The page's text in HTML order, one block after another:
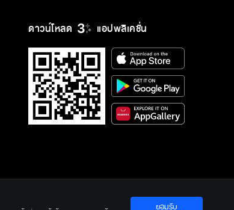
ดาวน์โหลด แอปพลิเคชั่น
ยอมรับ